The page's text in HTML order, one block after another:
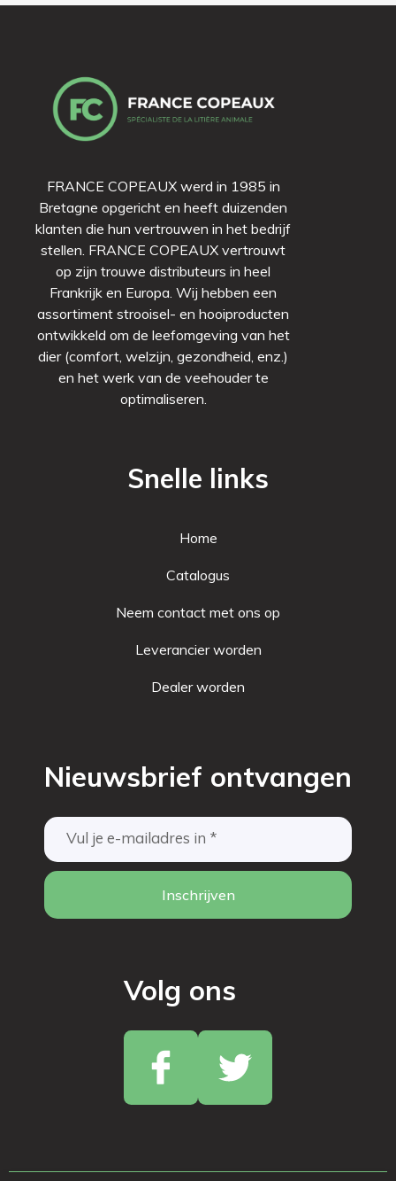
FRANCE COPEAUX werd in 1985 in
Bretagne opgericht en heeft duizenden
klanten die hun vertrouwen in het bedrijf
stellen. FRANCE COPEAUX vertrouwt
op zijn trouwe distributeurs in heel
Frankrijk en Europa. Wij hebben een
assortiment strooisel- en hooiproducten
ontwikkeld om de leefomgeving van het
dier (comfort, welzijn, gezondheid, enz.)
en het werk van de veehouder te
optimaliseren.
Snelle links
Home
Catalogus
Neem contact met ons op
Leverancier worden
Dealer worden
Nieuwsbrief ontvangen
Inschrijven
Volg ons